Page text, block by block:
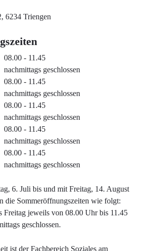
6234 Triengen
08.00 - 11.45
nachmittags geschlossen
08.00 - 11.45
nachmittags geschlossen
08.00 - 11.45
nachmittags geschlossen
08.00 - 11.45
nachmittags geschlossen
08.00 - 11.45
nachmittags geschlossen
6. Juli bis und mit Freitag, 14. August
die Sommeröffnungszeiten wie folgt:
Freitag jeweils von 08.00 Uhr bis 11.45
geschlossen.
ist der Fachbereich Soziales am